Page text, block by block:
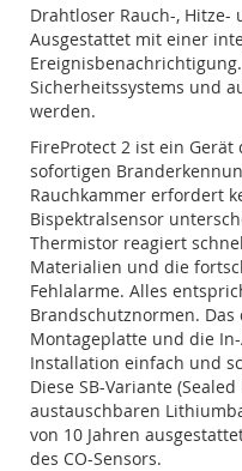
Drahtloser Rauch-,
Ausgestattet mit einer
Sicherheitssystems und
werden.
FireProtect 2 ist ein
sofortigen
Rauchkammer erfordert
Bispektralsensor
Thermistor reagiert
Materialien und die
Fehlalarme. Alles
Brandschutznormen.
Montageplatte und die
Installation einfach und
Diese SB-Variante
austauschbaren
von 10 Jahren
des CO-Sensors.